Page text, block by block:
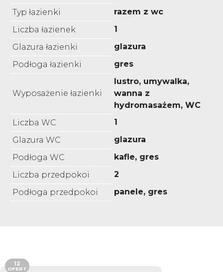
Typ łazienki
razem z wc
Liczba łazienek
1
Glazura łazienki
glazura
Podłoga łazienki
gres
Wyposażenie łazienki
lustro, umywalka,
wanna z
hydromasażem, WC
Liczba WC
1
Glazura WC
glazura
Podłoga WC
kafle, gres
Liczba przedpokoi
2
Podłoga przedpokoi
panele, gres
12
OFERT